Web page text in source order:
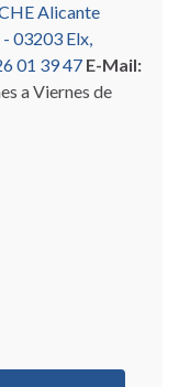
Alicante
03203 Elx,
01 39 47 E-Mail:
a Viernes de